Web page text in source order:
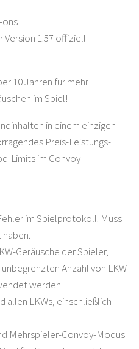
ons
Version 1.57 offiziell
10 Jahren für mehr
im Spiel!
in einem einzigen
Preis-Leistungs-
Limits im Convoy-
im Spielprotokoll. Muss
Geräusche der Spieler,
Anzahl von LKW-
werden.
allen LKWs, einschließlich
Mehrspieler-Convoy-Modus